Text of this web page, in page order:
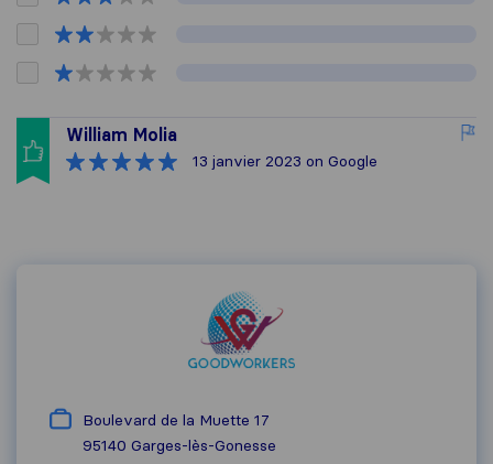
William Molia
13 janvier 2023 on Google
Boulevard de la Muette 17
95140 Garges-lès-Gonesse